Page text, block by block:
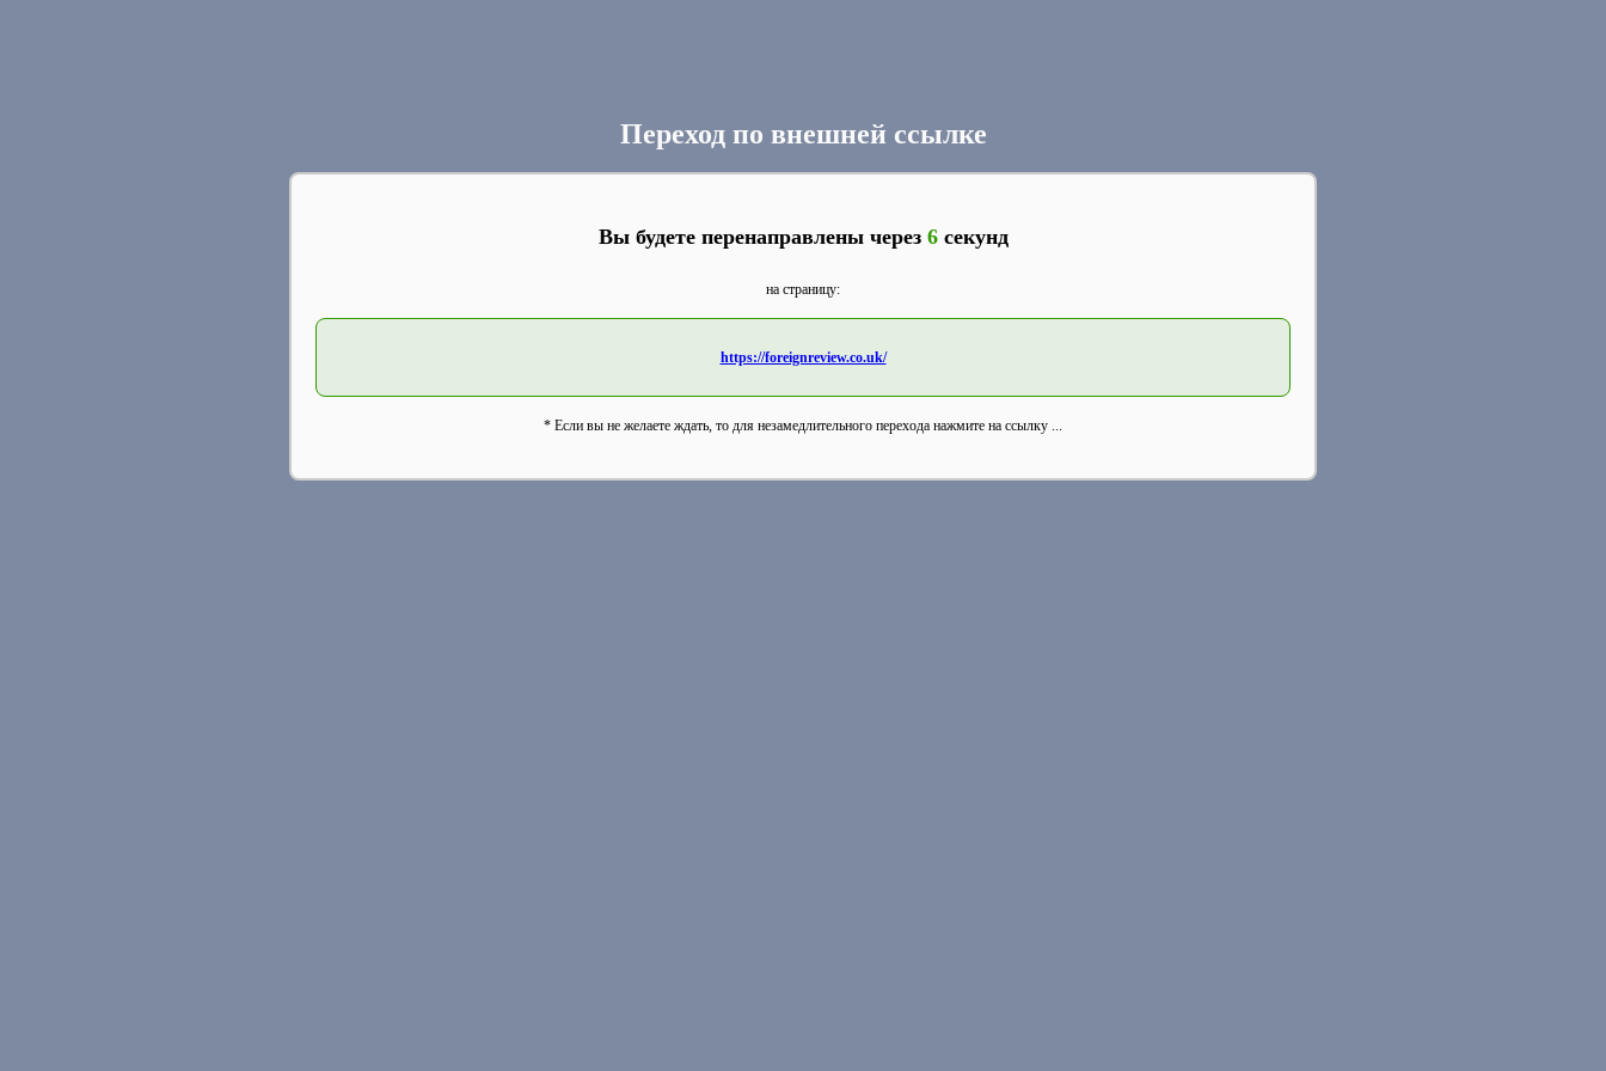
Переход по внешней ссылке
Вы будете перенаправлены через 6секунд
на страницу:
https://foreignreview.co.uk/
* Если вы не желаете ждать, то для незамедлительного перехода нажмите на ссылку ...